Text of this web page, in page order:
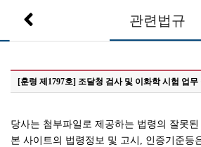
관련법규
[훈령 제1797호] 조달청 검사 및 이화학 시험 업무
당사는 첨부파일로 제공하는 법령의 잘못
본 사이트의 법령정보 및 고시, 인증기준